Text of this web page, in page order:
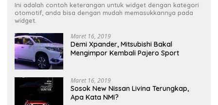
Ini adalah contoh keterangan untuk widget dengan kategori
otomotif, anda bisa dengan mudah memasukkannya pada
widget.
Maret 16, 2019
Demi Xpander, Mitsubishi Bakal
Mengimpor Kembali Pajero Sport
Maret 16, 2019
Sosok New Nissan Livina Terungkap,
Apa Kata NMI?